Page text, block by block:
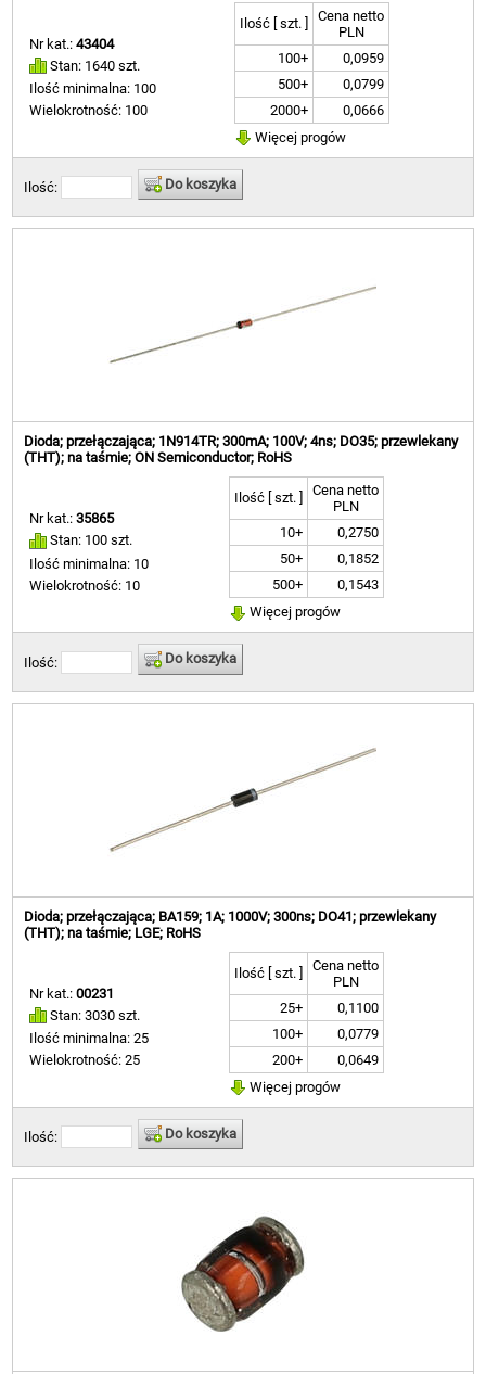
Nr kat.:43404
Stan: 1640 szt.
Ilość minimalna: 100
Wielokrotność: 100
Ilość [ szt. ]
Cena netto
PLN
100+
0,0959
500+
0,0799
2000+
0,0666
Więcej progów
Ilość: Do koszyka
Dioda; przełączająca; 1N914TR; 300mA; 100V; 4ns; DO35; przewlekany
(THT); na taśmie; ON Semiconductor; RoHS
Nr kat.:35865
Stan: 100 szt.
Ilość minimalna: 10
Wielokrotność: 10
Ilość [ szt. ]
Cena netto
PLN
10+
0,2750
50+
0,1852
500+
0,1543
Więcej progów
Ilość: Do koszyka
Dioda; przełączająca; BA159; 1A; 1000V; 300ns; DO41; przewlekany
(THT); na taśmie; LGE; RoHS
Nr kat.:00231
Stan: 3030 szt.
Ilość minimalna: 25
Wielokrotność: 25
Ilość [ szt. ]
Cena netto
PLN
25+
0,1100
100+
0,0779
200+
0,0649
Więcej progów
Ilość: Do koszyka